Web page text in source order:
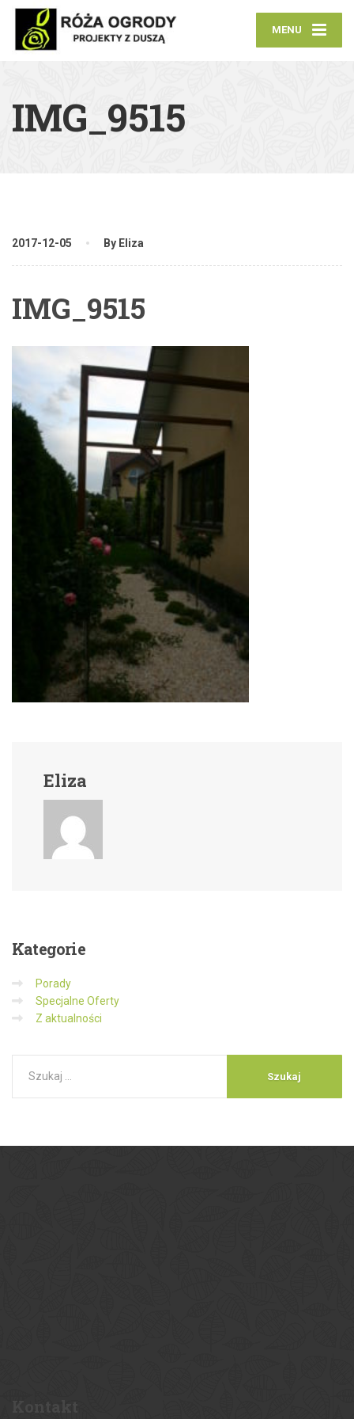
MENU
IMG_9515
2017-12-05 By Eliza
IMG_9515
Eliza
Kategorie
Porady
Specjalne Oferty
Z aktualności